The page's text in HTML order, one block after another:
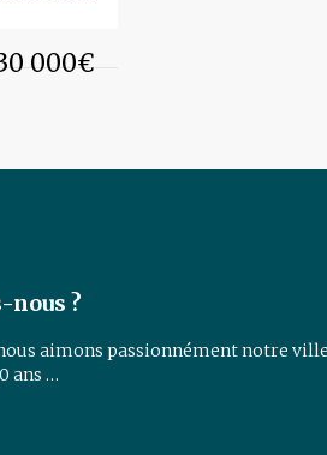
000€
nous ?
aimons passionnément notre
ans …